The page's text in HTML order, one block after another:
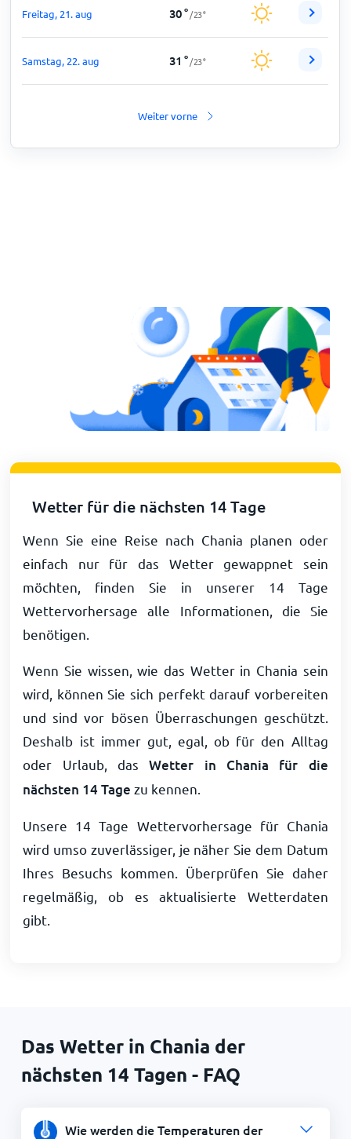
Freitag, 21. aug 30° /23°
Samstag, 22. aug 31 ° /23°
Weiter vorne
Wetter für die nächsten 14 Tage
Wenn Sie eine Reise nach Chania planen oder
einfach nur für das Wetter gewappnet sein
möchten, finden Sie in unserer 14 Tage
Wettervorhersage alle Informationen, die Sie
benötigen.
Wenn Sie wissen, wie das Wetter in Chania sein
wird, können Sie sich perfekt darauf vorbereiten
und sind vor bösen Überraschungen geschützt.
Deshalb ist immer gut, egal, ob für den Alltag
oder Urlaub, dasWetter in Chania für die
nächsten 14 Tage zu kennen.
Unsere 14 Tage Wettervorhersage für Chania
wird umso zuverlässiger, je näher Sie dem Datum
Ihres Besuchs kommen. Überprüfen Sie daher
regelmäßig, ob es aktualisierte Wetterdaten
gibt.
Das Wetter in Chania der
nächsten 14 Tagen - FAQ
Wie werden die Temperaturen der